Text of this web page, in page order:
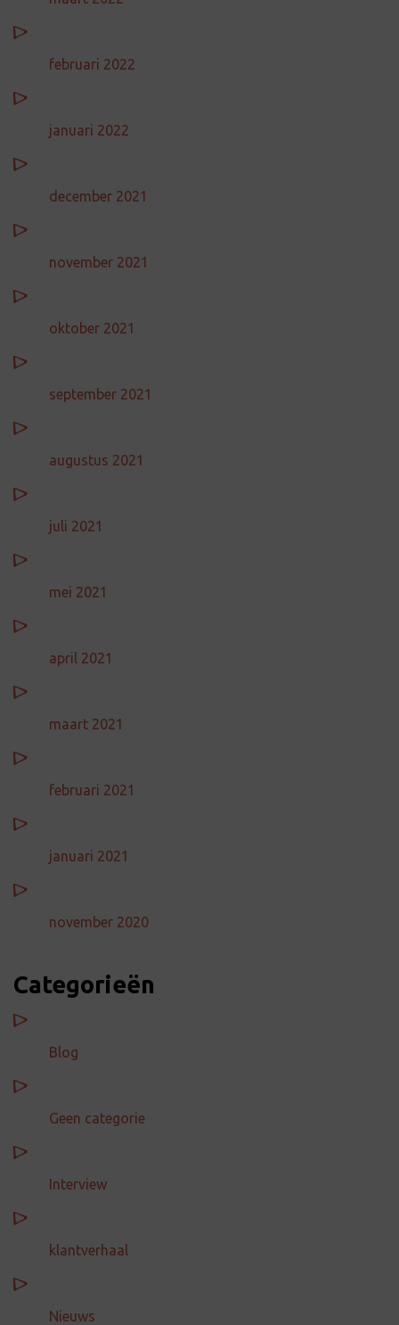
februari 2022
januari 2022
december 2021
november 2021
oktober 2021
september 2021
augustus 2021
juli 2021
mei 2021
april 2021
maart 2021
februari 2021
januari 2021
november 2020
Categorieën
Blog
Geen categorie
Interview
klantverhaal
Nieuws